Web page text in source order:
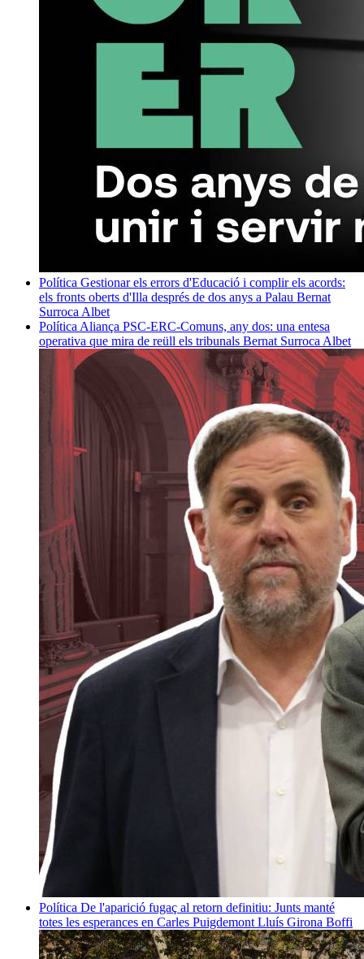
Política Gestionar els errors d'Educació i complir els acords:
els fronts oberts d'Illa després de dos anys a Palau Bernat
Surroca Albet
Política Aliança PSC-ERC-Comuns, any dos: una entesa
operativa que mira de reüll els tribunals Bernat Surroca Albet
Política De l'aparició fugaç al retorn definitiu: Junts manté
totes les esperances en Carles Puigdemont Lluís Girona Boffi